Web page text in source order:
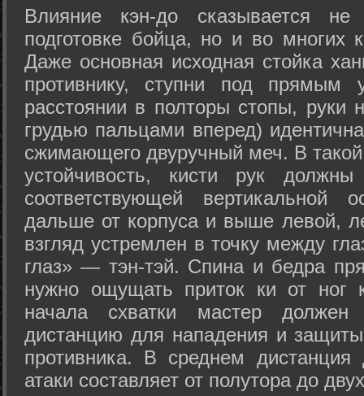
Влияние кэн-до сказывается не
подготовке бойца, но и во многих
Даже основная исходная стойка
противнику, ступни под прямым
расстоянии в полторы стопы, руки
грудью пальцами вперед)
сжимающего двуручный меч. В
устойчивость, кисти рук
соответствующей
дальше от корпуса и выше левой,
взгляд устремлен в точку между
глаз» — тэн-тэй. Спина и бедра
нужно ощущать приток ки от
начала схватки мастер должен
дистанцию для нападения и
противника. В среднем
атаки составляет от полутора до